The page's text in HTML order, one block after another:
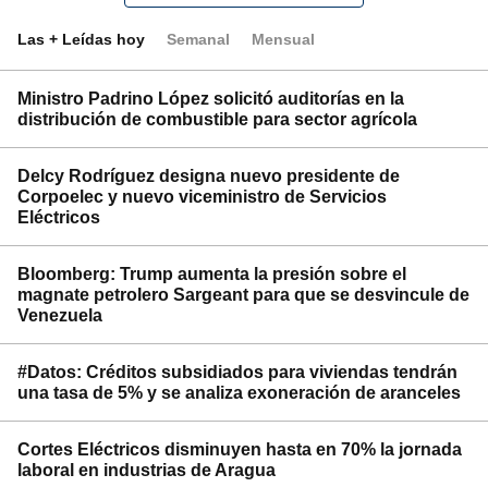
Las + Leídas hoy Semanal Mensual
Ministro Padrino López solicitó auditorías en la
distribución de combustible para sector agrícola
Delcy Rodríguez designa nuevo presidente de
Corpoelec y nuevo viceministro de Servicios
Eléctricos
Bloomberg: Trump aumenta la presión sobre el
magnate petrolero Sargeant para que se desvincule de
Venezuela
#Datos: Créditos subsidiados para viviendas tendrán
una tasa de 5% y se analiza exoneración de aranceles
Cortes Eléctricos disminuyen hasta en 70% la jornada
laboral en industrias de Aragua